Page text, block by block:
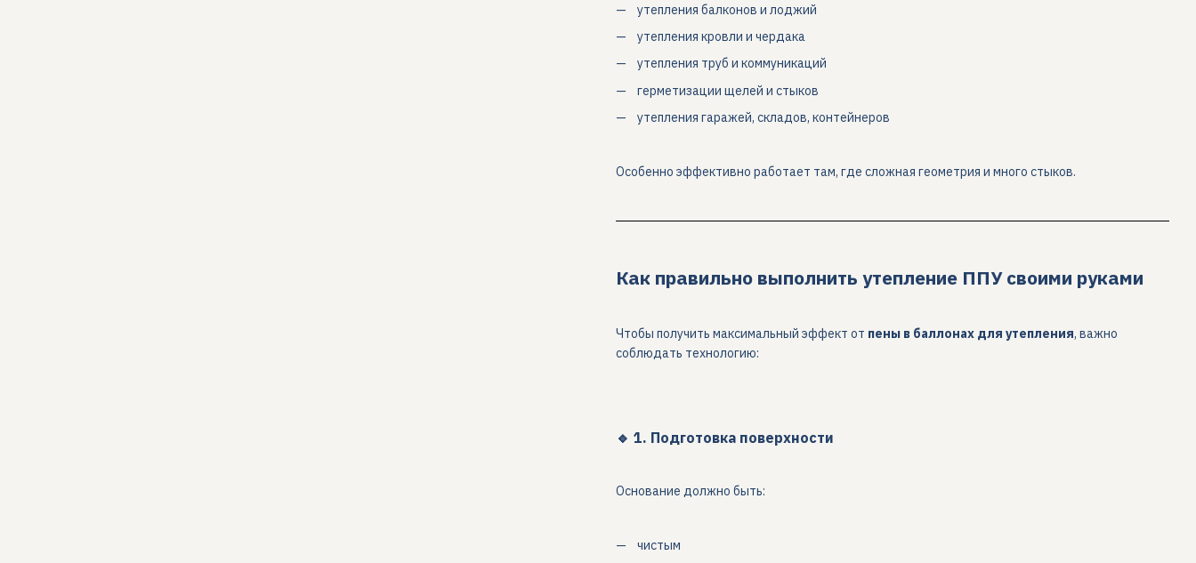
утепления балконов и лоджий
утепления кровли и чердака
утепления труб и коммуникаций
герметизации щелей и стыков
утепления гаражей, складов, контейнеров
Особенно эффективно работает там, где сложная геометрия и много стыков.
Как правильно выполнить утепление ППУ своими руками
Чтобы получить максимальный эффект от пены в баллонах для утепления, важно
соблюдать технологию:
🔹 1. Подготовка поверхности
Основание должно быть:
чистым